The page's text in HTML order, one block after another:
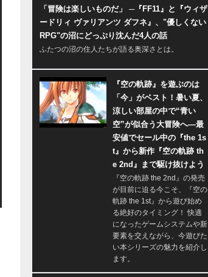
「冒険は楽しいものだ」 ─『FF11』と『ウィザ
ードリィ ヴァリアンツ ダフネ』、"優しくない
RPG"の沼にどっぷり沈んだ4人の話
ふたつの沼の住人たちが語る奥深さとは。
『空の軌跡』を遊ぶのは
「今」がベスト！暑い夏、
涼しい部屋の中で“青い
空”が似合う大冒険へ―最
安値でセール中の『the 1s
t』から新作『空の軌跡 th
e 2nd』まで駆け抜けよう
『空の軌跡 the 2nd』の発売
が目前に迫る今こそ、『空の
軌跡 the 1st』から遊び始め
る絶好のタイミング！ 快適
になったゲームシステムや新
要素を交えながら、今遊びた
い本シリーズの魅力を紹介し
ます。